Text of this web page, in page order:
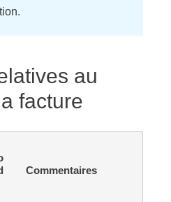
au
facture
Commentaires